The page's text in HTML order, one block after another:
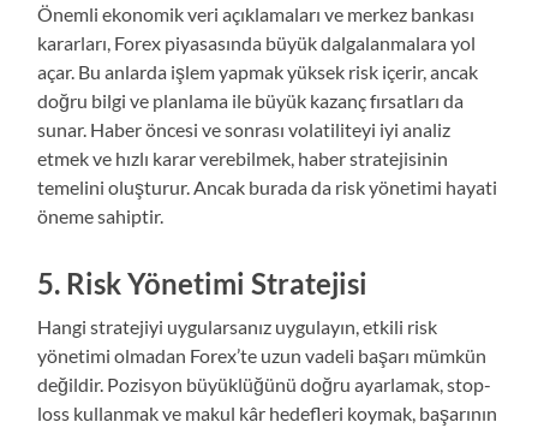
Önemli ekonomik veri açıklamaları ve merkez bankası
kararları, Forex piyasasında büyük dalgalanmalara yol
açar. Bu anlarda işlem yapmak yüksek risk içerir, ancak
doğru bilgi ve planlama ile büyük kazanç fırsatları da
sunar. Haber öncesi ve sonrası volatiliteyi iyi analiz
etmek ve hızlı karar verebilmek, haber stratejisinin
temelini oluşturur. Ancak burada da risk yönetimi hayati
öneme sahiptir.
5. Risk Yönetimi Stratejisi
Hangi stratejiyi uygularsanız uygulayın, etkili risk
yönetimi olmadan Forex’te uzun vadeli başarı mümkün
değildir. Pozisyon büyüklüğünü doğru ayarlamak, stop-
loss kullanmak ve makul kâr hedefleri koymak, başarının